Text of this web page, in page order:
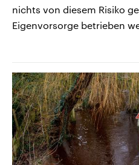
nichts von diesem Risiko
Eigenvorsorge betrieben